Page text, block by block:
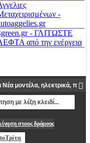
-
- ΓΛΙΤΩΣΤΕ
από την ενέργεια
στους δρόμους